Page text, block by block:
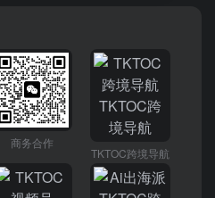
商务合作
TKTOC跨境导航